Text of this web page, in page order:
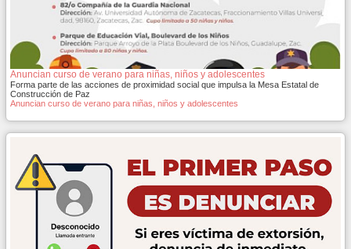
Anuncian curso de verano para niñas, niños y adolescentes
Forma parte de las acciones de proximidad social que impulsa la Mesa Estatal de
Construcción de Paz
Anuncian curso de verano para niñas, niños y adolescentes